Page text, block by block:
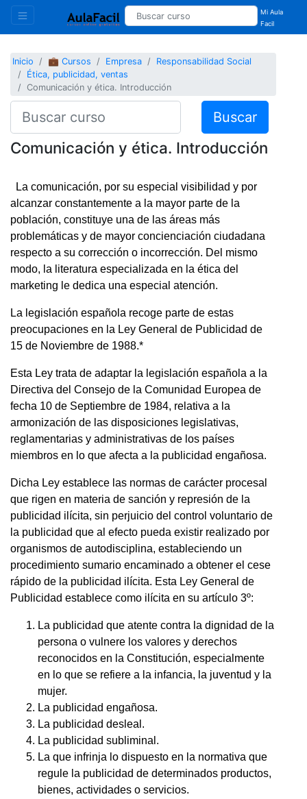
Mi Aula
Facil
Inicio 💼 Cursos Empresa
Responsabilidad Social
Ética, publicidad, ventas
Comunicación y ética. Introducción
Buscar
Comunicación y ética. Introducción
La comunicación, por su especial visibilidad y por
alcanzar constantemente a la mayor parte de la
población, constituye una de las áreas más
problemáticas y de mayor concienciación ciudadana
respecto a su corrección o incorrección. Del mismo
modo, la literatura especializada en la ética del
marketing le dedica una especial atención.
La legislación española recoge parte de estas
preocupaciones en la Ley General de Publicidad de
15 de Noviembre de 1988.*
Esta Ley trata de adaptar la legislación española a la
Directiva del Consejo de la Comunidad Europea de
fecha 10 de Septiembre de 1984, relativa a la
armonización de las disposiciones legislativas,
reglamentarias y administrativas de los países
miembros en lo que afecta a la publicidad engañosa.
Dicha Ley establece las normas de carácter procesal
que rigen en materia de sanción y represión de la
publicidad ilícita, sin perjuicio del control voluntario de
la publicidad que al efecto pueda existir realizado por
organismos de autodisciplina, estableciendo un
procedimiento sumario encaminado a obtener el cese
rápido de la publicidad ilícita. Esta Ley General de
Publicidad establece como ilícita en su artículo 3º:
La publicidad que atente contra la dignidad de la
persona o vulnere los valores y derechos
reconocidos en la Constitución, especialmente
en lo que se refiere a la infancia, la juventud y la
mujer.
La publicidad engañosa.
La publicidad desleal.
La publicidad subliminal.
La que infrinja lo dispuesto en la normativa que
regule la publicidad de determinados productos,
bienes, actividades o servicios.